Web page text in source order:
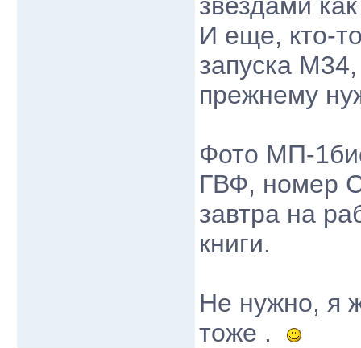
И еще, кто-
запуска
прежнему
Фото МП-
ГВФ, номер
завтра на
книги.
Не нужно, я
тоже .